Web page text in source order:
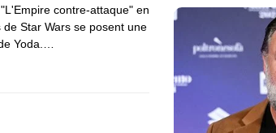
contre-attaque" en
Star Wars se posent une
Yoda.…